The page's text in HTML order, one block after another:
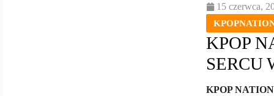
15 czerwca,
KPOP
SERCU
KPOP NATION